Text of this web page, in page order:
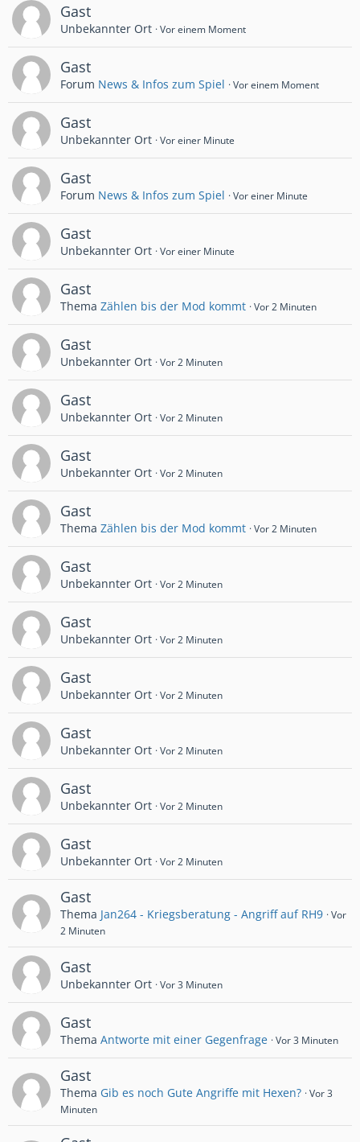
Gast
Unbekannter Ort Vor einem Moment
Gast
Forum News & Infos zum Spiel Vor einem Moment
Gast
Unbekannter Ort Vor einer Minute
Gast
Forum News & Infos zum Spiel Vor einer Minute
Gast
Unbekannter Ort Vor einer Minute
Gast
Thema Zählen bis der Mod kommt Vor 2 Minuten
Gast
Unbekannter Ort Vor 2 Minuten
Gast
Unbekannter Ort Vor 2 Minuten
Gast
Unbekannter Ort Vor 2 Minuten
Gast
Thema Zählen bis der Mod kommt Vor 2 Minuten
Gast
Unbekannter Ort Vor 2 Minuten
Gast
Unbekannter Ort Vor 2 Minuten
Gast
Unbekannter Ort Vor 2 Minuten
Gast
Unbekannter Ort Vor 2 Minuten
Gast
Unbekannter Ort Vor 2 Minuten
Gast
Unbekannter Ort Vor 2 Minuten
Gast
Thema Jan264 - Kriegsberatung - Angriff auf RH9 Vor
2 Minuten
Gast
Unbekannter Ort Vor 3 Minuten
Gast
Thema Antworte mit einer Gegenfrage Vor 3 Minuten
Gast
Thema Gib es noch Gute Angriffe mit Hexen? Vor 3
Minuten